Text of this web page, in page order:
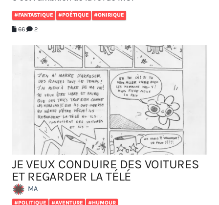
#FANTASTIQUE #POÉTIQUE #ONIRIQUE
66 2
JE VEUX CONDUIRE DES VOITURES
ET REGARDER LA TÉLÉ
MA
#POLITIQUE #AVENTURE #HUMOUR